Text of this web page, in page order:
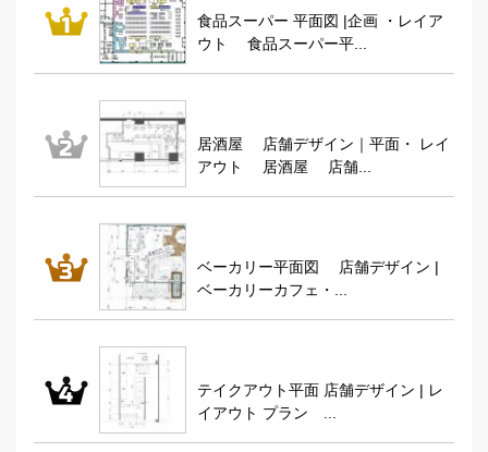
食品スーパー 平面図 |企画 ・レイア
ウト 食品スーパー平...
居酒屋 店舗デザイン｜平面・ レイ
アウト 居酒屋 店舗...
ベーカリー平面図 店舗デザイン |
ベーカリーカフェ・...
テイクアウト平面 店舗デザイン | レ
イアウト プラン ...